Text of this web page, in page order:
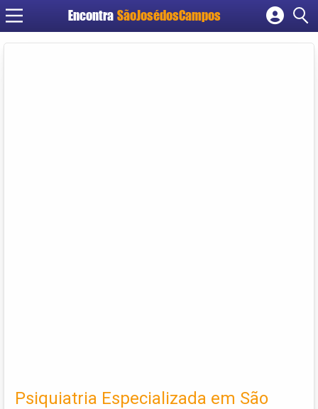
Encontra SãoJosédosCampos
Cadastrar empresa
Psiquiatria Especializada em São